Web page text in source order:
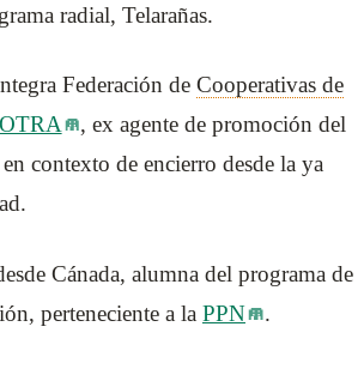
radial, Telarañas.
Federación de Cooperativas de
, ex agente de promoción del
en contexto de encierro desde la ya
Cánada, alumna del programa de
perteneciente a la PPN .